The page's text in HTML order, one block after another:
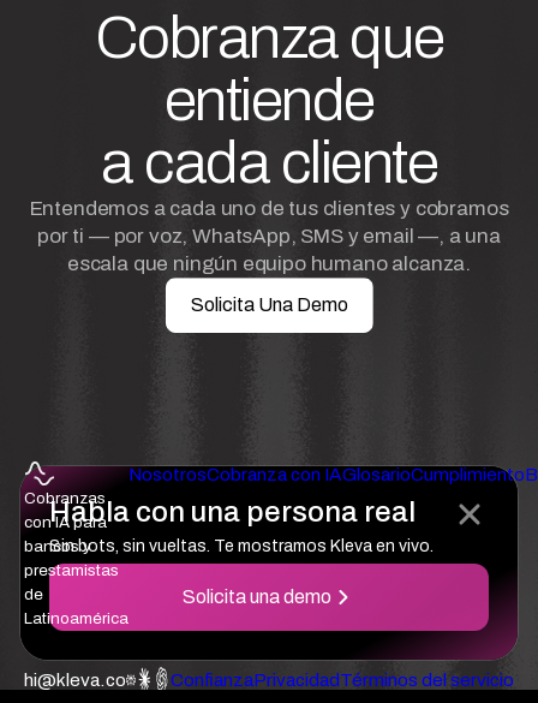
Habla con una persona real
Sin bots, sin vueltas. Te mostramos Kleva en vivo.
Solicita una demo
Cobranza que
entiende
a cada cliente
Entendemos a cada uno de tus clientes y cobramos
por ti — por voz, WhatsApp, SMS y email —, a una
escala que ningún equipo humano alcanza.
Solicita Una Demo
Cobranzas
con IA para
bancos y
prestamistas
de
Latinoamérica
NosotrosCobranza con IAGlosarioCumplimiento
hi@kleva.co ConfianzaPrivacidadTérminos del servicio